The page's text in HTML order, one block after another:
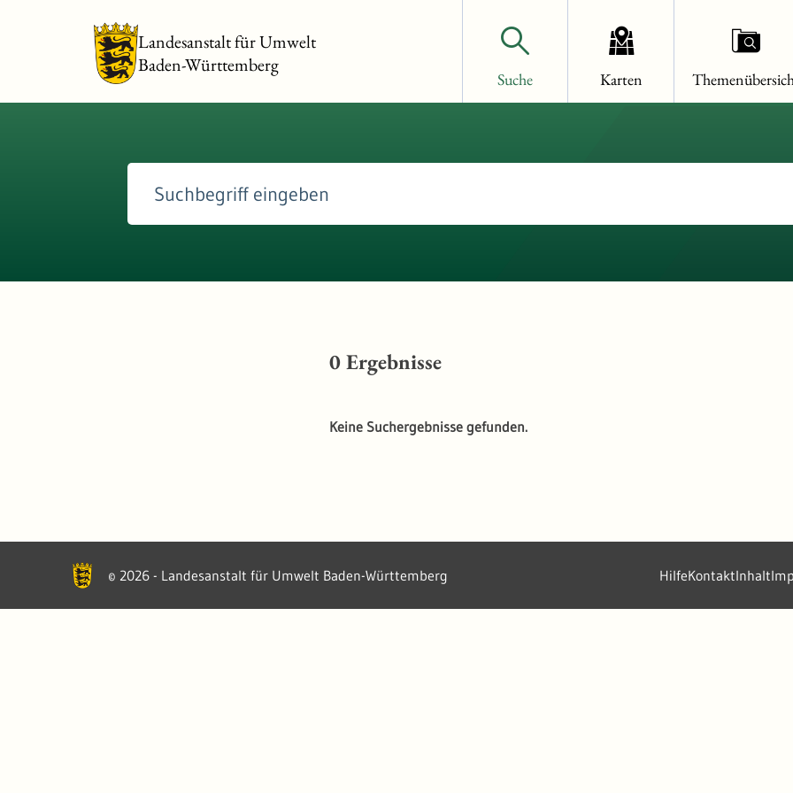
Landesanstalt für Umwelt
Baden-Württemberg
Suche Karten
0Ergebnisse
Keine Suchergebnisse gefunden.
2026 - Landesanstalt für Umwelt Baden-Württemberg HilfeKontaktInhalt